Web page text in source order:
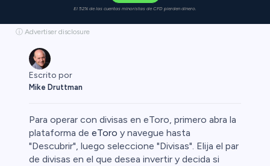
El 52% de las cuentas minoristas de CFD pierden dinero.
ⓘ Advertiser disclosure
Escrito por
Mike Druttman
Para operar con divisas en eToro, primero abra la
plataforma de eToro y navegue hasta
"Descubrir", luego seleccione "Divisas". Elija el par
de divisas en el que desea invertir y decida si